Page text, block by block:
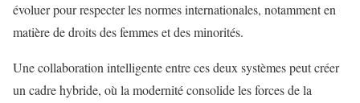
évoluer pour respecter les normes internationales, notamment en
matière de droits des femmes et des minorités.
Une collaboration intelligente entre ces deux systèmes peut créer
un cadre hybride, où la modernité consolide les forces de la